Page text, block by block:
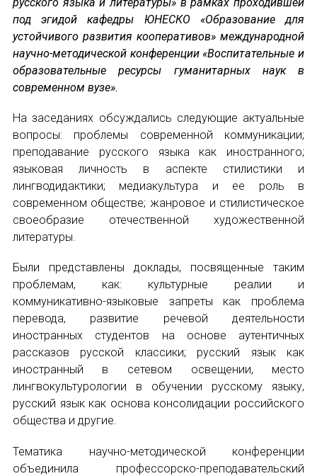
История МАПРЯЛ
Медаль А. С. Пушкина
Оплата членских взносов МАПРЯЛ
Мероприятия МАПРЯЛ на 2026 год
50 лет МАПРЯЛ
Архив мероприятий
НОВОСТИ
КОНГРЕССЫ
XIII КОНГРЕСС МАПРЯЛ
XIV КОНГРЕСС МАПРЯЛ
XV КОНГРЕСС МАПРЯЛ
XVI КОНГРЕСС МАПРЯЛ
РУССКИЙ ЯЗЫК В МИРЕ
ПРОЕКТЫ
под эгидой кафедры ЮНЕСКО «Образование для
устойчивого развития кооперативов» международной
научно-методической конференции «Воспитательные и
образовательные ресурсы гуманитарных наук в
современном вузе».
На заседаниях обсуждались следующие актуальные
вопросы: проблемы современной коммуникации;
преподавание русского языка как иностранного;
языковая личность в аспекте стилистики и
лингводидактики; медиакультура и ее роль в
современном обществе; жанровое и стилистическое
своеобразие отечественной художественной
литературы.
Были представлены доклады, посвященные таким
проблемам, как: культурные реалии и
коммуникативно-языковые запреты как проблема
перевода, развитие речевой деятельности
иностранных студентов на основе аутентичных
рассказов русской классики; русский язык как
иностранный в сетевом освещении, место
лингвокультурологии в обучении русскому языку,
русский язык как основа консолидации российского
общества и другие.
Тематика научно-методической конференции
объединила профессорско-преподавательский